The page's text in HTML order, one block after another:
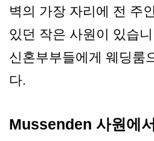
벽의 가장 자리에 전 주
있던 작은 사원이 있습
신혼부부들에게 웨딩룸
다.
Mussenden 사원에